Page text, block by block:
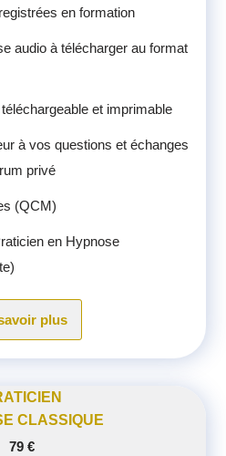
en formation
audio à télécharger au format
et imprimable
à vos questions et échanges
privé
(QCM)
en Hypnose
plus
CLASSIQUE
79 €